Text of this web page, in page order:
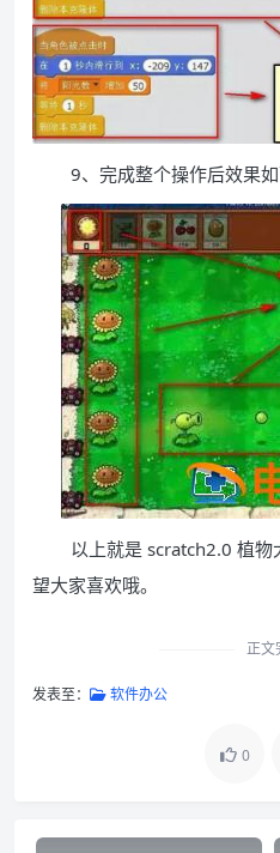
9、完成整个操作后效果
以上就是 scratch2.0 植
望大家喜欢哦。
正文
发表至： 软件办公
0